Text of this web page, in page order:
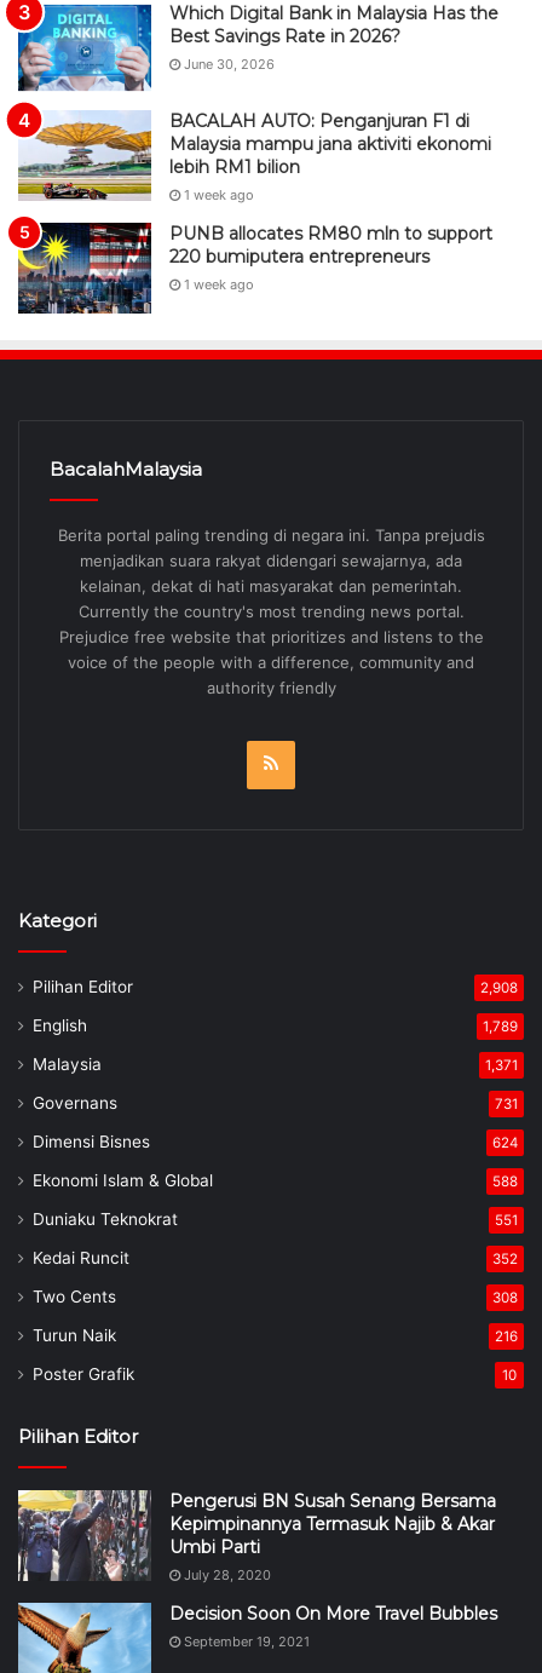
Which Digital Bank in Malaysia Has the
Best Savings Rate in 2026?
June 30, 2026
BACALAH AUTO: Penganjuran F1 di
Malaysia mampu jana aktiviti ekonomi
lebih RM1 bilion
1 week ago
PUNB allocates RM80 mln to support
220 bumiputera entrepreneurs
1 week ago
BacalahMalaysia
Berita portal paling trending di negara ini. Tanpa prejudis
menjadikan suara rakyat didengari sewajarnya, ada
kelainan, dekat di hati masyarakat dan pemerintah.
Currently the country's most trending news portal.
Prejudice free website that prioritizes and listens to the
voice of the people with a difference, community and
authority friendly
Kategori
Pilihan Editor 2,908
English 1,789
Malaysia 1,371
Governans 731
Dimensi Bisnes 624
Ekonomi Islam & Global 588
Duniaku Teknokrat 551
Kedai Runcit 352
Two Cents 308
Turun Naik 216
Poster Grafik 10
Pilihan Editor
Pengerusi BN Susah Senang Bersama
Kepimpinannya Termasuk Najib & Akar
Umbi Parti
July 28, 2020
Decision Soon On More Travel Bubbles
September 19, 2021